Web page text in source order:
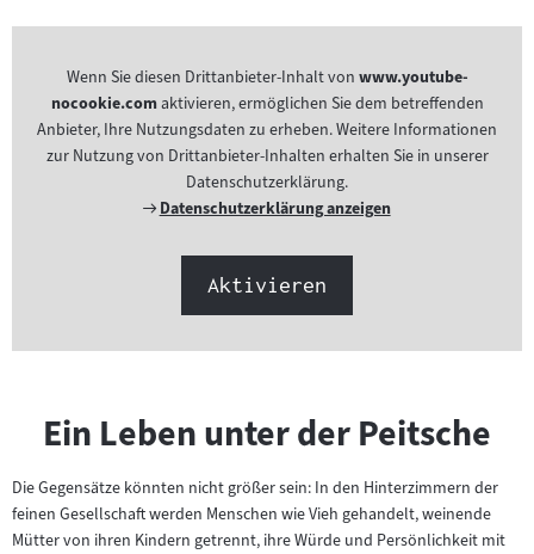
Wenn Sie diesen Drittanbieter-Inhalt von www.youtube-
nocookie.comaktivieren, ermöglichen Sie dem betreffenden
Anbieter, Ihre Nutzungsdaten zu erheben. Weitere Informationen
zur Nutzung von Drittanbieter-Inhalten erhalten Sie in unserer
Datenschutzerklärung.
Externer
Datenschutzerklärung anzeigen
Aktivieren
Ein Leben unter der Peitsche
Die Gegensätze könnten nicht größer sein: In den Hinterzimmern der
feinen Gesellschaft werden Menschen wie Vieh gehandelt, weinende
Mütter von ihren Kindern getrennt, ihre Würde und Persönlichkeit mit